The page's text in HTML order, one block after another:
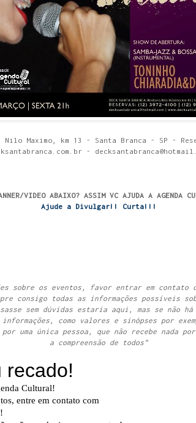
Nilo Maximo, km 13 - Santa Branca - SP -
-
VIDEO ABAIXO? ASSIM VC AJUDA A AGENDA
Ajude a Divulgar!! Curta!!!
sobre os eventos, favor entrar em contato
consigo todas as informações possíveis
sem dúvidas estaria aqui, mas se não
informações, como valores e sinópses por
uma única pessoa, que não recebe nada
a compreensão de todos"